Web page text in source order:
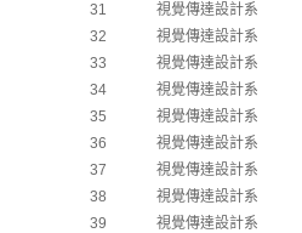
31
視覺傳達設計系
32
視覺傳達設計系
33
視覺傳達設計系
34
視覺傳達設計系
35
視覺傳達設計系
36
視覺傳達設計系
37
視覺傳達設計系
38
視覺傳達設計系
39
視覺傳達設計系